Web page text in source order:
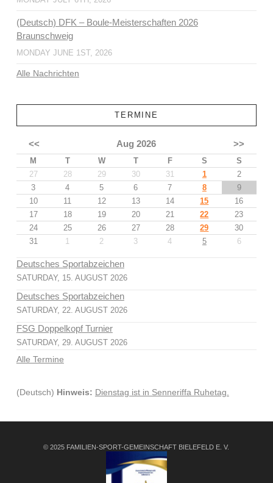
(Deutsch) DFK – Boule-Meisterschaften 2026
Braunschweig
MONDAY JUNE 1ST, 2026
Alle Nachrichten
TERMINE
<< Aug 2026 >>
M T W T F S
S
27
28 29 30 31 1
2
3
4 5 6 7 8
9
10
11 12 13 14 15
16
17
18 19 20 21 22
23
24
25 26 27 28 29
30
31
1 2 3 4 5 6
Deutsches Sportabzeichen
SATURDAY, 15. AUGUST 2026
Deutsches Sportabzeichen
SATURDAY, 22. AUGUST 2026
FSG Doppelkopf Turnier
SATURDAY, 29. AUGUST 2026
Alle Termine
(Deutsch) Hinweis: Dienstag ist in Senneriffa Ruhetag.
© 2025 FAMILIEN-SPORT-GEMEINSCHAFT BIELEFELD E. V.